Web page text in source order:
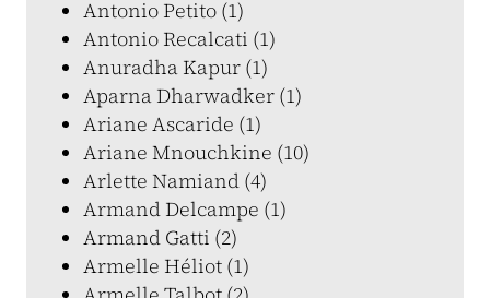
Antonio Petito (1)
Antonio Recalcati (1)
Anuradha Kapur (1)
Aparna Dharwadker (1)
Ariane Ascaride (1)
Ariane Mnouchkine (10)
Arlette Namiand (4)
Armand Delcampe (1)
Armand Gatti (2)
Armelle Héliot (1)